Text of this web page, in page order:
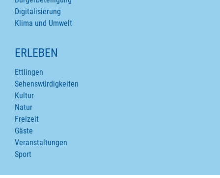
Digitalisierung
Klima und Umwelt
ERLEBEN
Ettlingen
Sehenswürdigkeiten
Kultur
Natur
Freizeit
Gäste
Veranstaltungen
Sport